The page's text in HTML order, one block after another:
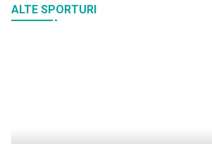
ALTE SPORTURI